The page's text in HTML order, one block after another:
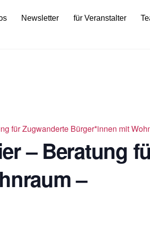
Newsletter für Veranstalter
für Zugwanderte Bürger*innen mit
– Beratung
–